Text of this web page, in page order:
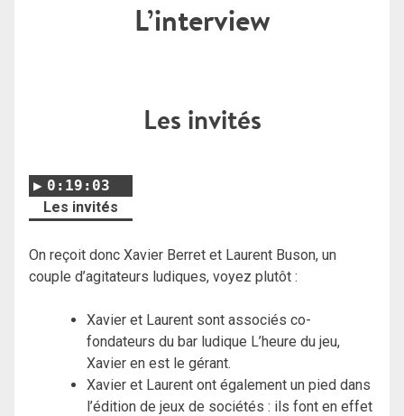
L’interview
Les invités
0:19:03
Les invités
On reçoit donc Xavier Berret et Laurent Buson, un
couple d’agitateurs ludiques, voyez plutôt :
Xavier et Laurent sont associés co-
fondateurs du bar ludique L’heure du jeu,
Xavier en est le gérant.
Xavier et Laurent ont également un pied dans
l’édition de jeux de sociétés : ils font en effet